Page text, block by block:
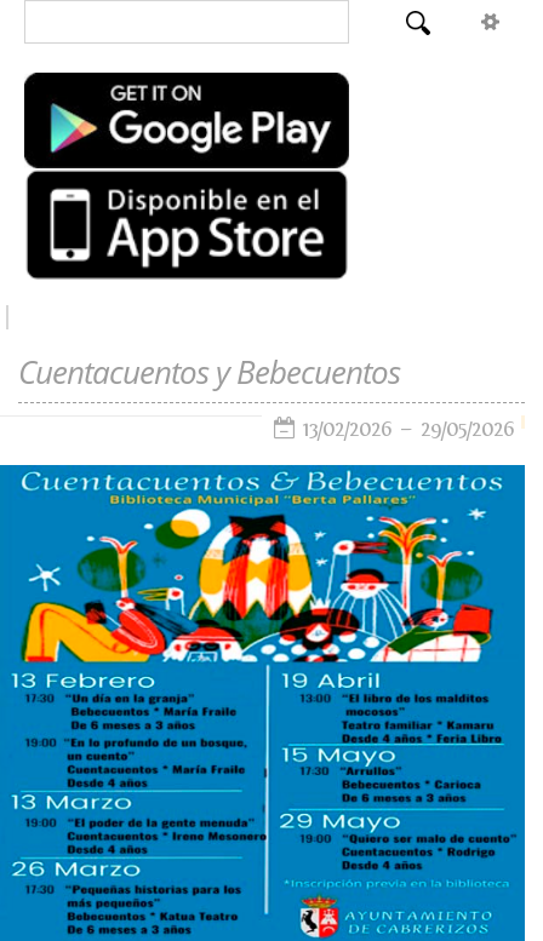
Cuentacuentos y Bebecuentos
13/02/2026 29/05/2026